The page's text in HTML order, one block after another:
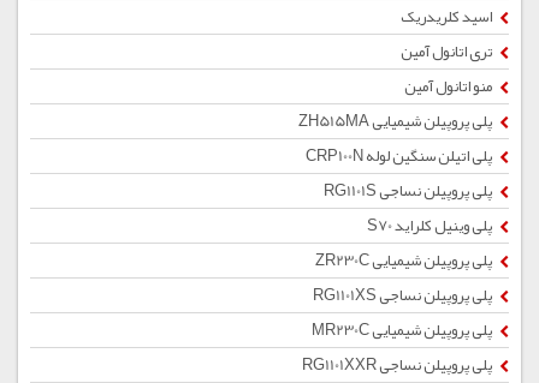
اسید کلریدریک
تری اتانول آمین
منو اتانول آمین
پلی پروپیلن شیمیایی ZH515MA
پلی اتیلن سنگین لوله CRP100N
پلی پروپیلن نساجی RG1101S
پلی وینیل کلراید S70
پلی پروپیلن شیمیایی ZR230C
پلی پروپیلن نساجی RG1101XS
پلی پروپیلن شیمیایی MR230C
پلی پروپیلن نساجی RG1101XXR